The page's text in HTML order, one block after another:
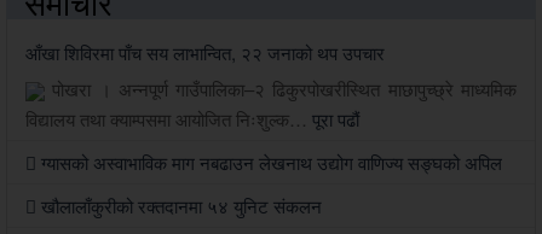
आँखा शिविरमा पाँच सय लाभान्वित, २२ जनाको थप उपचार
पोखरा । अन्नपूर्ण गाउँपालिका–२ ढिकुरपोखरीस्थित माछापुच्छ्रे माध्यमिक
विद्यालय तथा क्याम्पसमा आयोजित निःशुल्क… पूरा पढौं
ग्यासको अस्वाभाविक माग नबढाउन लेखनाथ उद्योग वाणिज्य सङ्घको अपिल
खौलालाँकुरीको रक्तदानमा ५४ युनिट संकलन